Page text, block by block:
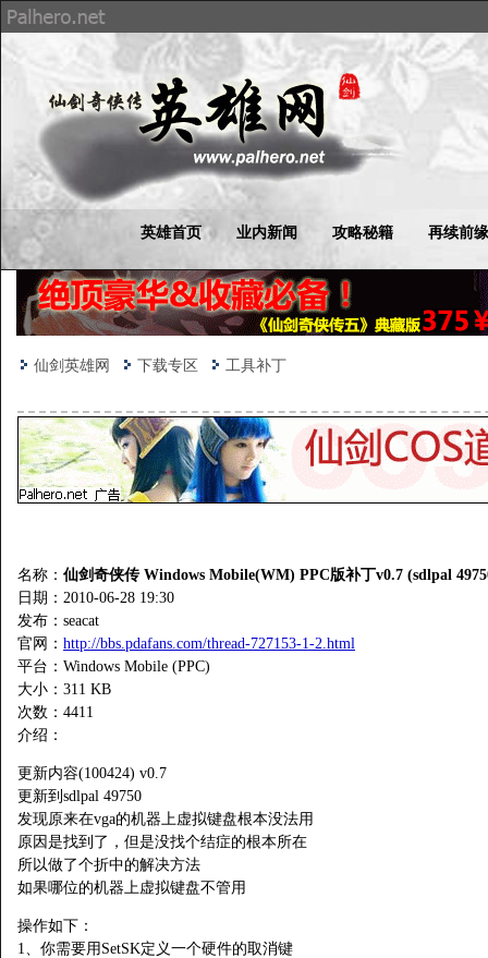
英雄首页 业内新闻 攻略秘籍 再续前缘
仙剑英雄网 下载专区 工具补丁
名称： 仙剑奇侠传 Windows Mobile(WM) PPC版补丁v0.7 (sdlpal
日期：2010-06-28 19:30
发布：seacat
官网： http://bbs.pdafans.com/thread-727153-1-2.html
平台：Windows Mobile (PPC)
大小：311 KB
次数： 4411
介绍：
更新内容(100424) v0.7
更新到sdlpal 49750
发现原来在vga的机器上虚拟键盘根本没法用
原因是找到了，但是没找个结症的根本所在
所以做了个折中的解决方法
如果哪位的机器上虚拟键盘不管用
操作如下：
1、你需要用SetSK定义一个硬件的取消键